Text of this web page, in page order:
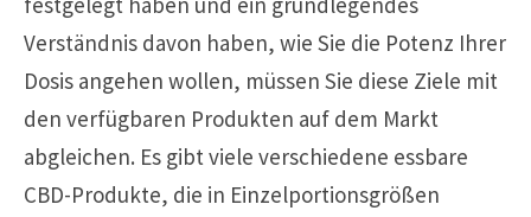
Verständnis davon haben, wie Sie die Potenz Ihrer
Dosis angehen wollen, müssen Sie diese Ziele mit
den verfügbaren Produkten auf dem Markt
abgleichen. Es gibt viele verschiedene essbare
CBD-Produkte, die in Einzelportionsgrößen